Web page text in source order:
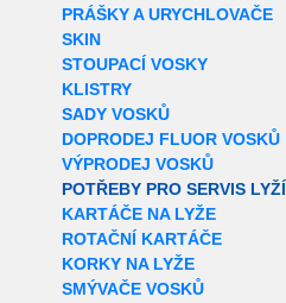
PRÁŠKY A URYCHLOVAČE
SKIN
STOUPACÍ VOSKY
KLISTRY
SADY VOSKŮ
DOPRODEJ FLUOR VOSKŮ
VÝPRODEJ VOSKŮ
POTŘEBY PRO SERVIS LYŽÍ
KARTÁČE NA LYŽE
ROTAČNÍ KARTÁČE
KORKY NA LYŽE
SMÝVAČE VOSKŮ